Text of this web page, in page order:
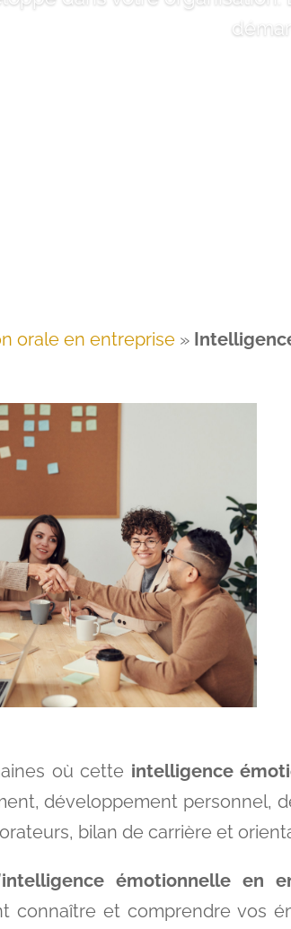
orale en entreprise »
où cette intelligence
développement personnel,
bilan de carrière et
intelligence émotionnelle en
connaître et comprendre vos